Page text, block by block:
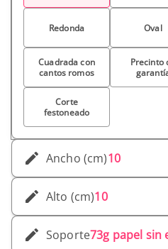
Redonda Oval
Cuadrada con
cantos romos
Precinto
Corte
festoneado
Ancho (cm)10
Alto (cm)10
Soporte73g papel sin